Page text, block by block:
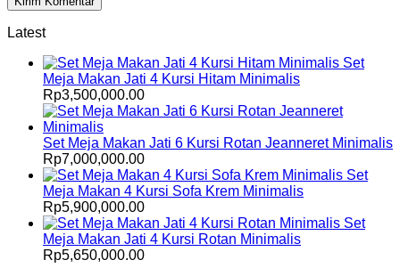
Latest
Set
Meja Makan Jati 4 Kursi Hitam Minimalis
Rp3,500,000.00
Set Meja Makan Jati 6 Kursi Rotan Jeanneret Minimalis
Rp7,000,000.00
Set
Meja Makan 4 Kursi Sofa Krem Minimalis
Rp5,900,000.00
Set
Meja Makan Jati 4 Kursi Rotan Minimalis
Rp5,650,000.00